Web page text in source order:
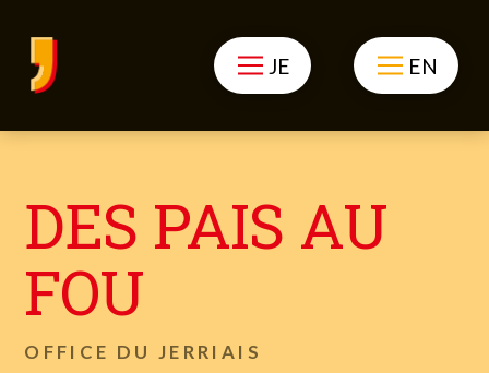
JE EN
DES PAIS AU
FOU
OFFICE DU JERRIAIS